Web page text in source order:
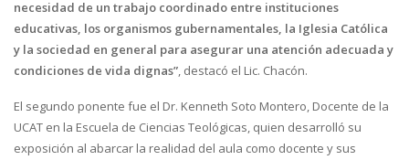
necesidad de un trabajo coordinado entre instituciones
educativas, los organismos gubernamentales, la Iglesia Católica
y la sociedad en general para asegurar una atención adecuada y
condiciones de vida dignas”, destacó el Lic. Chacón.
El segundo ponente fue el Dr. Kenneth Soto Montero, Docente de la
UCAT en la Escuela de Ciencias Teológicas, quien desarrolló su
exposición al abarcar la realidad del aula como docente y sus